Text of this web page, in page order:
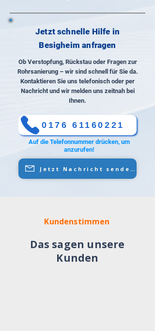
Jetzt schnelle Hilfe in
Besigheim anfragen
Ob Verstopfung, Rückstau oder Fragen zur
Rohrsanierung – wir sind schnell für Sie da.
Kontaktieren Sie uns telefonisch oder per
Nachricht und wir melden uns zeitnah bei
Ihnen.
0176 61160221
Auf die Telefonnummer drücken, um
anzurufen!
Jetzt Nachricht senden
Das sagen unsere
Kunden
Kundenstimmen